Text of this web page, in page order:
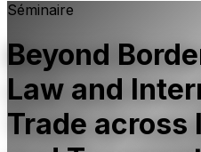
Séminaire
Beyond
Law and
Trade across